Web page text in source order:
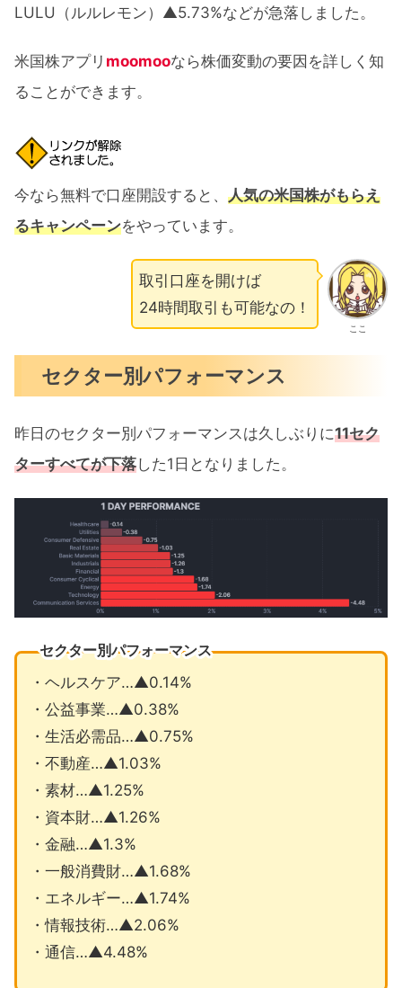
LULU（ルルレモン）▲5.73%などが急落しました。
米国株アプリ moomooなら株価変動の要因を詳しく知
ることができます。
今なら無料で口座開設すると、 人気の米国株がもらえ
るキャンペーンをやっています。
ここ
取引口座を開けば
24時間取引も可能なの！
セクター別パフォーマンス
昨日のセクター別パフォーマンスは久しぶりに11セク
ターすべてが下落した1日となりました。
セクター別パフォーマンス
・ヘルスケア…▲0.14%
・公益事業…▲0.38%
・生活必需品…▲0.75%
・不動産…▲1.03%
・素材…▲1.25%
・資本財…▲1.26%
・金融…▲1.3%
・一般消費財…▲1.68%
・エネルギー…▲1.74%
・情報技術…▲2.06%
・通信…▲4.48%